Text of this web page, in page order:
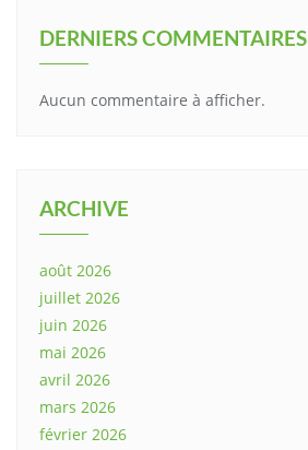
DERNIERS COMMENTAIRES
Aucun commentaire à afficher.
ARCHIVE
août 2026
juillet 2026
juin 2026
mai 2026
avril 2026
mars 2026
février 2026